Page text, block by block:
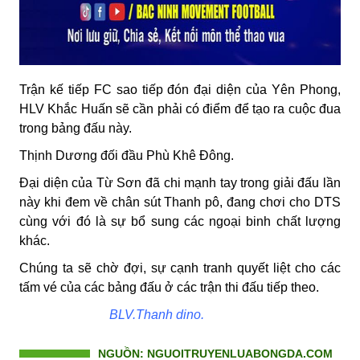
Trận kế tiếp FC sao tiếp đón đại diện của Yên Phong,
HLV Khắc Huấn sẽ cần phải có điểm để tạo ra cuộc đua
trong bảng đấu này.
Thịnh Dương đối đầu Phù Khê Đông.
Đại diện của Từ Sơn đã chi mạnh tay trong giải đấu lần
này khi đem về chân sút Thanh pô, đang chơi cho DTS
cùng với đó là sự bổ sung các ngoại binh chất lượng
khác.
Chúng ta sẽ chờ đợi, sự cạnh tranh quyết liệt cho các
tấm vé của các bảng đấu ở các trận thi đấu tiếp theo.
BLV.Thanh dino.
NGUỒN: NGUOITRUYENLUABONGDA.COM